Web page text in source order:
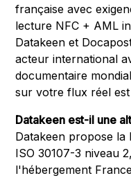
française avec
lecture NFC + AML
Datakeen et
acteur international
documentaire
sur votre flux réel est
Datakeen est-il une
Datakeen propose la
ISO 30107-3 niveau
l'hébergement